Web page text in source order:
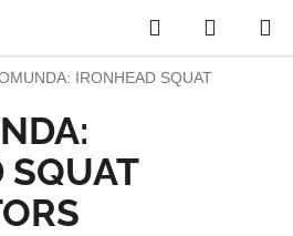
Hledat
KOŠÍK
IRONHEAD SQUAT
SQUAT